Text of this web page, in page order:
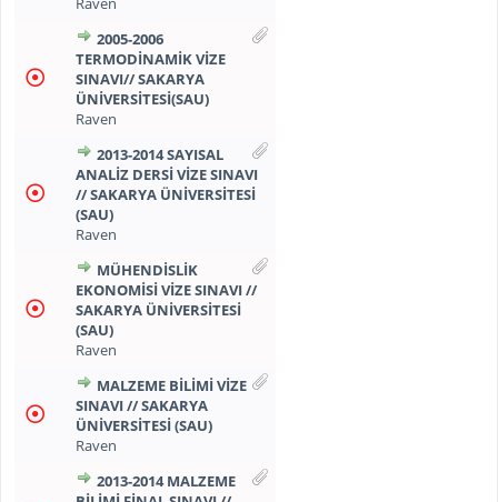
2005-2006
TERMODINAMIK VIZE
SINAVI// SAKARYA
ÜNIVERSITESI(SAU)
Raven
2013-2014 SAYISAL
ANALIZ DERSI VIZE SINAVI
// SAKARYA ÜNIVERSITESI
(SAU)
Raven
MÜHENDISLIK
EKONOMISI VIZE SINAVI //
SAKARYA ÜNIVERSITESI
(SAU)
Raven
MALZEME BILIMI VIZE
SINAVI // SAKARYA
ÜNIVERSITESI (SAU)
Raven
2013-2014 MALZEME